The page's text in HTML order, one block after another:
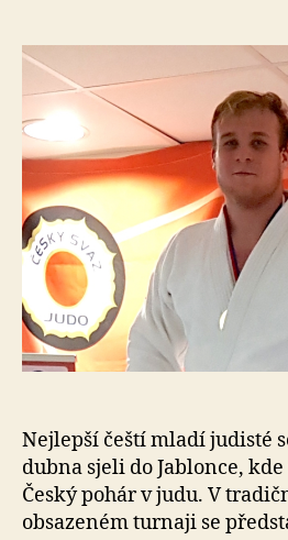
Nejlepší čeští mladí judisté
dubna sjeli do Jablonce,
Český pohár v judu. V
obsazeném turnaji se